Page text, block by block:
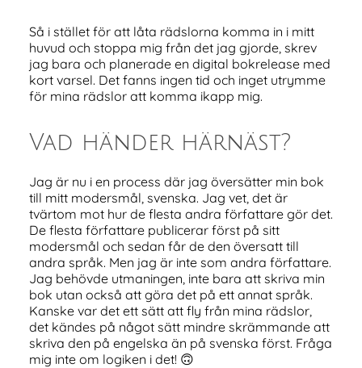
Så i stället för att låta rädslorna komma in i mitt
huvud och stoppa mig från det jag gjorde, skrev
jag bara och planerade en digital bokrelease med
kort varsel. Det fanns ingen tid och inget utrymme
för mina rädslor att komma ikapp mig.
Vad händer härnäst?
Jag är nu i en process där jag översätter min bok
till mitt modersmål, svenska. Jag vet, det är
tvärtom mot hur de flesta andra författare gör det.
De flesta författare publicerar först på sitt
modersmål och sedan får de den översatt till
andra språk. Men jag är inte som andra författare.
Jag behövde utmaningen, inte bara att skriva min
bok utan också att göra det på ett annat språk.
Kanske var det ett sätt att fly från mina rädslor,
det kändes på något sätt mindre skrämmande att
skriva den på engelska än på svenska först. Fråga
mig inte om logiken i det! 🙃